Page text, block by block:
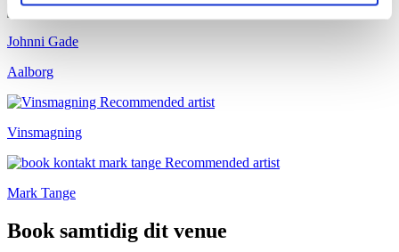
Johnni Gade
Aalborg
Vinsmagning
Mark Tange
Book samtidig dit venue